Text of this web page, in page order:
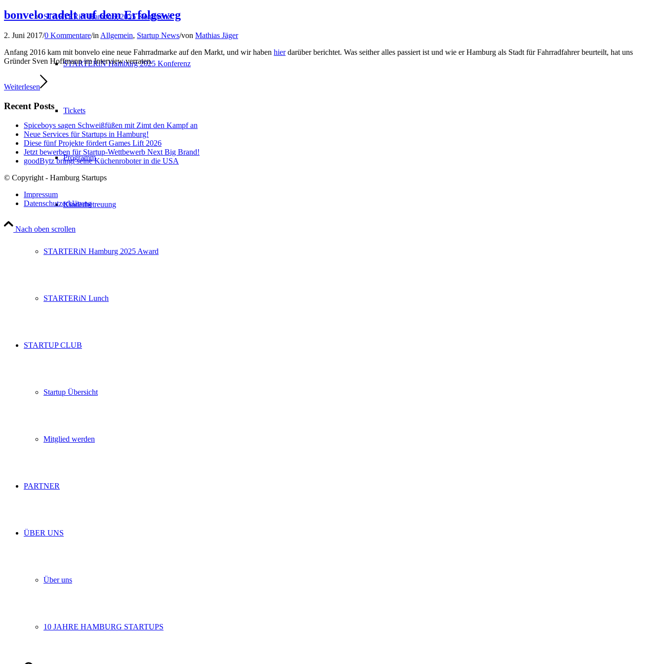
STARTERiN Hamburg 2025 Konferenz
STARTERiN Hamburg 2025 Konferenz
Tickets
Programm
Kinderbetreuung
STARTERiN Hamburg 2025 Award
STARTERiN Lunch
STARTUP CLUB
Startup Übersicht
Mitglied werden
PARTNER
ÜBER UNS
Über uns
10 JAHRE HAMBURG STARTUPS
bonvelo radelt auf dem Erfolgsweg
2. Juni 2017/0 Kommentare/inAllgemein, Startup News/von Mathias Jäger
Anfang 2016 kam mit bonvelo eine neue Fahrradmarke auf den Markt, und wir haben hierdarüber berichtet. Was seither alles passiert ist und wie er Hamburg als Stadt für Fahrradfahrer beurteilt, hat uns
Gründer Sven Hoffmann im Interview verraten.
Weiterlesen
Recent Posts
Spiceboys sagen Schweißfüßen mit Zimt den Kampf an
Neue Services für Startups in Hamburg!
Diese fünf Projekte fördert Games Lift 2026
Jetzt bewerben für Startup-Wettbewerb Next Big Brand!
goodBytz bringt seine Küchenroboter in die USA
© Copyright - Hamburg Startups
Impressum
Datenschutzerklärung
Nach oben scrollen